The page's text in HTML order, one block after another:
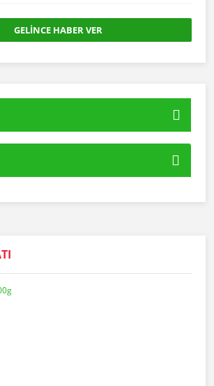
GELİNCE HABER VER